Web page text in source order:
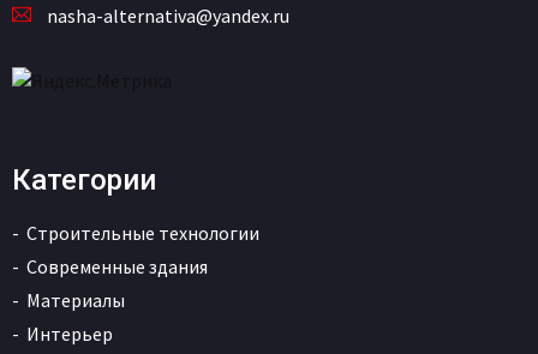
nasha-alternativa@yandex.ru
Категории
Строительные технологии
Современные здания
Материалы
Интерьер